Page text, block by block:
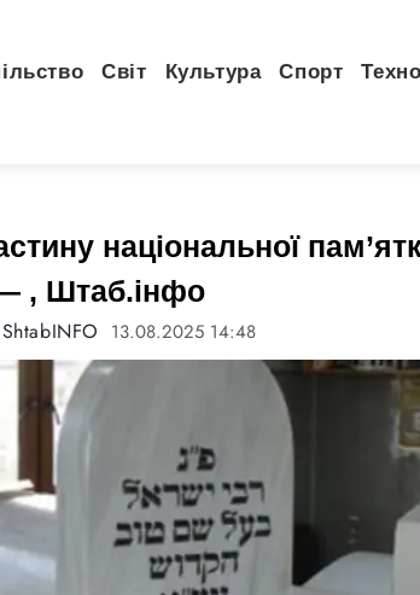
Світ Культура Спорт
національної
, Штаб.інфо
ShtabINFO 13.08.2025 14:48